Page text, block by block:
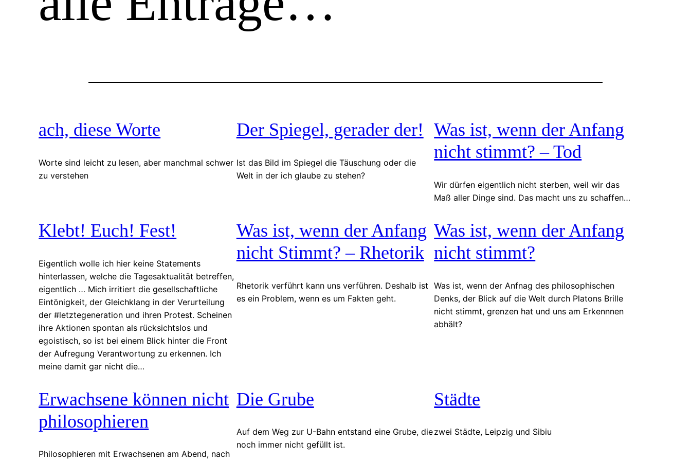
ach, diese Worte
Worte sind leicht zu lesen, aber manchmal schwer
zu verstehen
Der Spiegel, gerader der!
Ist das Bild im Spiegel die Täuschung oder die
Welt in der ich glaube zu stehen?
Was ist, wenn der Anfang
nicht stimmt? – Tod
Wir dürfen eigentlich nicht sterben, weil wir das
Maß aller Dinge sind. Das macht uns zu schaffen…
Klebt! Euch! Fest!
Eigentlich wolle ich hier keine Statements
hinterlassen, welche die Tagesaktualität betreffen,
eigentlich … Mich irritiert die gesellschaftliche
Eintönigkeit, der Gleichklang in der Verurteilung
der #letztegeneration und ihren Protest. Scheinen
ihre Aktionen spontan als rücksichtslos und
egoistisch, so ist bei einem Blick hinter die Front
der Aufregung Verantwortung zu erkennen. Ich
meine damit gar nicht die…
Was ist, wenn der Anfang
nicht Stimmt? – Rhetorik
Rhetorik verführt kann uns verführen. Deshalb ist
es ein Problem, wenn es um Fakten geht.
Was ist, wenn der Anfang
nicht stimmt?
Was ist, wenn der Anfnag des philosophischen
Denks, der Blick auf die Welt durch Platons Brille
nicht stimmt, grenzen hat und uns am Erkennnen
abhält?
Erwachsene können nicht
philosophieren
Philosophieren mit Erwachsenen am Abend, nach
Die Grube
Auf dem Weg zur U-Bahn entstand eine Grube, die
noch immer nicht gefüllt ist.
Städte
zwei Städte, Leipzig und Sibiu